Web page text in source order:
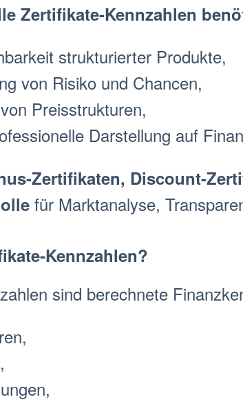
Zertifikate-Kennzahlen
strukturierter Produkte,
von Risiko und Chancen,
Preisstrukturen,
Darstellung auf
Zertifikaten, Discount-
für Marktanalyse,
Kennzahlen?
sind berechnete